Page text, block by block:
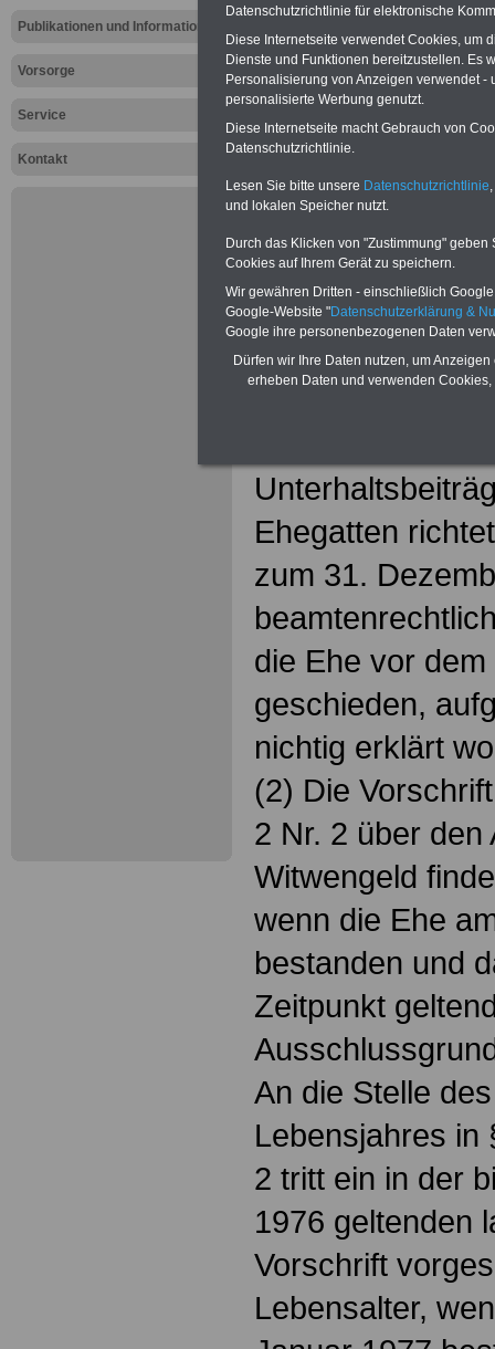
Publikationen und Informationen
Vorsorge
Service
Kontakt
Zurück zur
(BeamtVG)
§ 86
§ 86
Ehegatten
zum 31.
die Ehe vor
geschieden,
nichtig erklärt
(2) Die
2 Nr. 2 über
Witwengeld
wenn die Ehe
bestanden und
Zeitpunkt
An die Stelle
Lebensjahres in
2 tritt ein in der
1976 geltenden
Vorschrift
Lebensalter,
Datenschutzrichtlinie für elektronische
Diese Internetseite verwendet Cookies, um
Dienste und Funktionen bereitzustellen. Es
Personalisierung von Anzeigen verwendet
personalisierte Werbung genutzt.
Diese Internetseite macht Gebrauch von
Datenschutzrichtlinie.
Lesen Sie bitte unsere Datenschutzrichtlinie
und lokalen Speicher nutzt.
Durch das Klicken von "Zustimmung"
Cookies auf Ihrem Gerät zu speichern.
Wir gewähren Dritten - einschließlich
Google-Website "Datenschutzerklärung &
Google ihre personenbezogenen Daten
Dürfen wir Ihre Daten nutzen, um
erheben Daten und verwenden